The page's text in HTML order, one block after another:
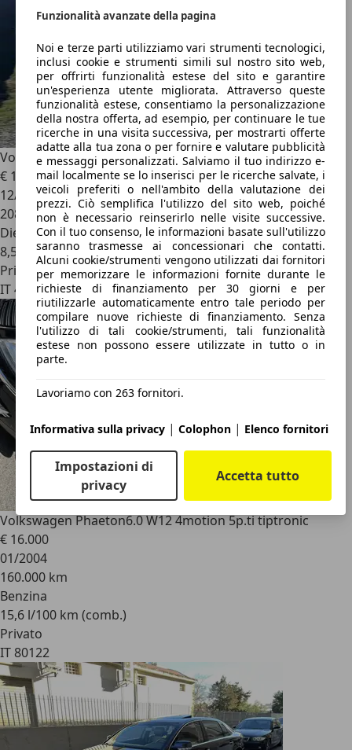
Funzionalità avanzate della pagina
Noi e terze parti utilizziamo vari strumenti tecnologici,
inclusi cookie e strumenti simili sul nostro sito web,
per offrirti funzionalità estese del sito e garantire
un'esperienza utente migliorata. Attraverso queste
funzionalità estese, consentiamo la personalizzazione
della nostra offerta, ad esempio, per continuare le tue
ricerche in una visita successiva, per mostrarti offerte
adatte alla tua zona o per fornire e valutare pubblicità
e messaggi personalizzati. Salviamo il tuo indirizzo e-
mail localmente se lo inserisci per le ricerche salvate, i
veicoli preferiti o nell'ambito della valutazione dei
prezzi. Ciò semplifica l'utilizzo del sito web, poiché
non è necessario reinserirlo nelle visite successive.
Con il tuo consenso, le informazioni basate sull'utilizzo
saranno trasmesse ai concessionari che contatti.
Alcuni cookie/strumenti vengono utilizzati dai fornitori
per memorizzare le informazioni fornite durante le
richieste di finanziamento per 30 giorni e per
riutilizzarle automaticamente entro tale periodo per
compilare nuove richieste di finanziamento. Senza
l'utilizzo di tali cookie/strumenti, tali funzionalità
estese non possono essere utilizzate in tutto o in
parte.
Lavoriamo con 263 fornitori.
Informativa sulla privacy | Colophon | Elenco fornitori
Impostazioni di
privacy
Accetta tutto
Volkswagen Phaeton
€ 14.000
12/2012
208.000 km
Diesel
8,5 l/100 km (comb.)
Privato
IT 47034
Volkswagen Phaeton6.0 W12 4motion 5p.ti tiptronic
€ 16.000
01/2004
160.000 km
Benzina
15,6 l/100 km (comb.)
Privato
IT 80122